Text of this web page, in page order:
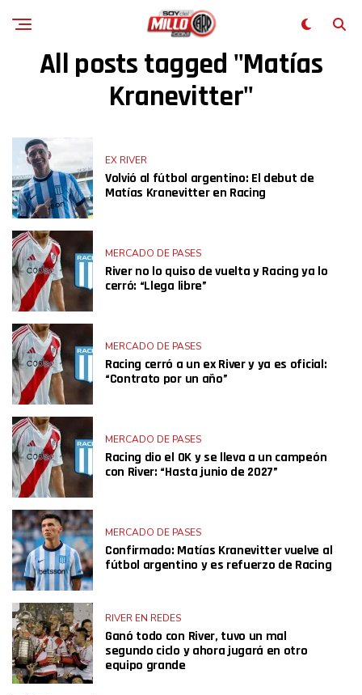
All posts tagged "Matías
Kranevitter"
EX RIVER
Volvió al fútbol argentino: El debut de
Matías Kranevitter en Racing
MERCADO DE PASES
River no lo quiso de vuelta y Racing ya lo
cerró: “Llega libre”
MERCADO DE PASES
Racing cerró a un ex River y ya es oficial:
“Contrato por un año”
MERCADO DE PASES
Racing dio el OK y se lleva a un campeón
con River: “Hasta junio de 2027”
MERCADO DE PASES
Confirmado: Matías Kranevitter vuelve al
fútbol argentino y es refuerzo de Racing
RIVER EN REDES
Ganó todo con River, tuvo un mal
segundo ciclo y ahora jugará en otro
equipo grande